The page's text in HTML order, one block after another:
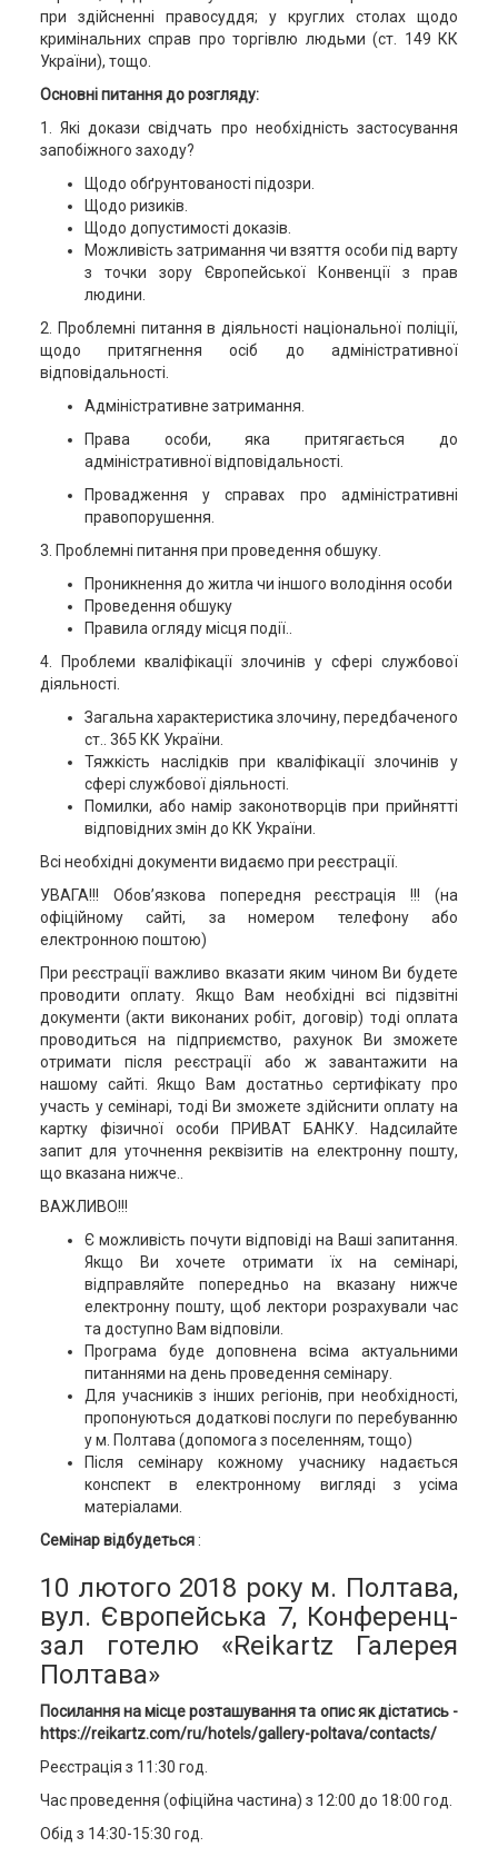
при здійсненні правосуддя; у круглих столах щодо
кримінальних справ про торгівлю людьми (ст. 149 КК
України), тощо.
Основні питання до розгляду:
1. Які докази свідчать про необхідність застосування
запобіжного заходу?
Щодо обґрунтованості підозри.
Щодо ризиків.
Щодо допустимості доказів.
Можливість затримання чи взяття особи під варту
з точки зору Європейської Конвенції з прав
людини.
2. Проблемні питання в діяльності національної поліції,
щодо притягнення осіб до адміністративної
відповідальності.
Адміністративне затримання.
Права особи, яка притягається до
адміністративної відповідальності.
Провадження у справах про адміністративні
правопорушення.
3. Проблемні питання при проведення обшуку.
Проникнення до житла чи іншого володіння особи
Проведення обшуку
Правила огляду місця події..
4. Проблеми кваліфікації злочинів у сфері службової
діяльності.
Загальна характеристика злочину, передбаченого
ст.. 365 КК України.
Тяжкість наслідків при кваліфікації злочинів у
сфері службової діяльності.
Помилки, або намір законотворців при прийнятті
відповідних змін до КК України.
Всі необхідні документи видаємо при реєстрації.
УВАГА!!! Обов’язкова попередня реєстрація !!! (на
офіційному сайті, за номером телефону або
електронною поштою)
При реєстрації важливо вказати яким чином Ви будете
проводити оплату. Якщо Вам необхідні всі підзвітні
документи (акти виконаних робіт, договір) тоді оплата
проводиться на підприємство, рахунок Ви зможете
отримати після реєстрації або ж завантажити на
нашому сайті. Якщо Вам достатньо сертифікату про
участь у семінарі, тоді Ви зможете здійснити оплату на
картку фізичної особи ПРИВАТ БАНКУ. Надсилайте
запит для уточнення реквізитів на електронну пошту,
що вказана нижче..
ВАЖЛИВО!!!
Є можливість почути відповіді на Ваші запитання.
Якщо Ви хочете отримати їх на семінарі,
відправляйте попередньо на вказану нижче
електронну пошту, щоб лектори розрахували час
та доступно Вам відповіли.
Програма буде доповнена всіма актуальними
питаннями на день проведення семінару.
Для учасників з інших регіонів, при необхідності,
пропонуються додаткові послуги по перебуванню
у м. Полтава (допомога з поселенням, тощо)
Після семінару кожному учаснику надається
конспект в електронному вигляді з усіма
матеріалами.
Семінар відбудеться:
10 лютого 2018 року м. Полтава,
вул. Європейська 7, Конференц-
зал готелю «Reikartz Галерея
Полтава»
Посилання на місце розташування та опис як дістатись -
https://reikartz.com/ru/hotels/gallery-poltava/contacts/
Реєстрація з 11:30 год.
Час проведення (офіційна частина) з 12:00 до 18:00 год.
Обід з 14:30-15:30 год.